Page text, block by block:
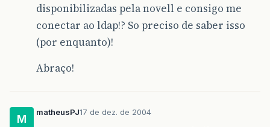
disponibilizadas pela novell e consigo me
conectar ao ldap!? So preciso de saber isso
(por enquanto)!
Abraço!
M
matheusPJ17 de dez. de 2004